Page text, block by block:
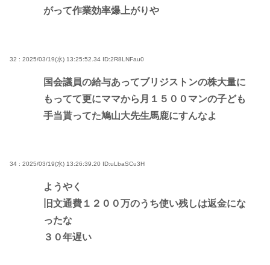
がって作業効率爆上がりや
32 : 2025/03/19(水) 13:25:52.34 ID:2R8LNFau0
国会議員の給与あってブリジストンの株大量に
もってて更にママから月１５００マンの子ども
手当貰ってた鳩山大先生馬鹿にすんなよ
34 : 2025/03/19(水) 13:26:39.20 ID:uLbaSCu3H
ようやく
旧文通費１２００万のうち使い残しは返金にな
ったな
３０年遅い